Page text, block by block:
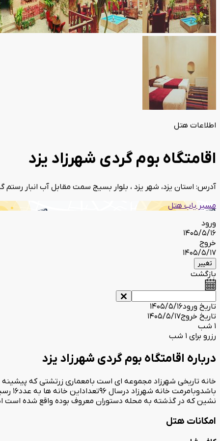
اطلاعات هتل
اقامتگاه بوم گردی شهرزاد یزد
آدرس: استان یزد، شهر یزد ، بلوار بسیج سمت مقابل آب انبار
مسیر یاب هتل
ورود
1405/5/16
خروج
1405/5/17
تغییر
بازگشت
تاریخ ورود1405/5/16
تاریخ خروج1405/5/17
1 شب
رزرو برای 1 شب
درباره اقامتگاه بوم گردی شهرزاد یزد
نشین که در گذشته به محله دستوران معروف بوده واقع شده است
امکانات هتل